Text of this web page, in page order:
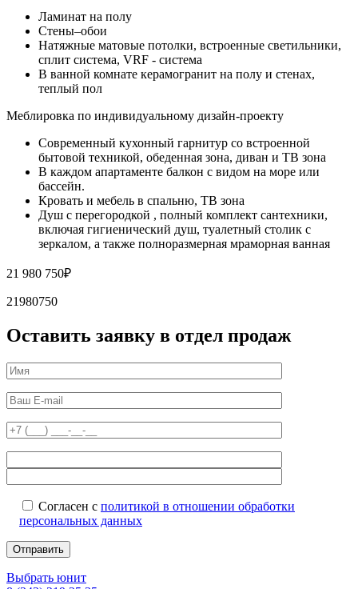
Ламинат на полу
Стены–обои
Натяжные матовые потолки, встроенные светильники,
сплит система, VRF - система
В ванной комнате керамогранит на полу и стенах,
теплый пол
Меблировка по индивидуальному дизайн-проекту
Современный кухонный гарнитур со встроенной
бытовой техникой, обеденная зона, диван и ТВ зона
В каждом апартаменте балкон с видом на море или
бассейн.
Кровать и мебель в спальню, ТВ зона
Душ с перегородкой , полный комплект сантехники,
включая гигиенический душ, туалетный столик с
зеркалом, а также полноразмерная мраморная ванная
21 980 750₽
21980750
Оставить заявку в отдел продаж
Согласен с политикой в отношении обработки
персональных данных
Выбрать юнит